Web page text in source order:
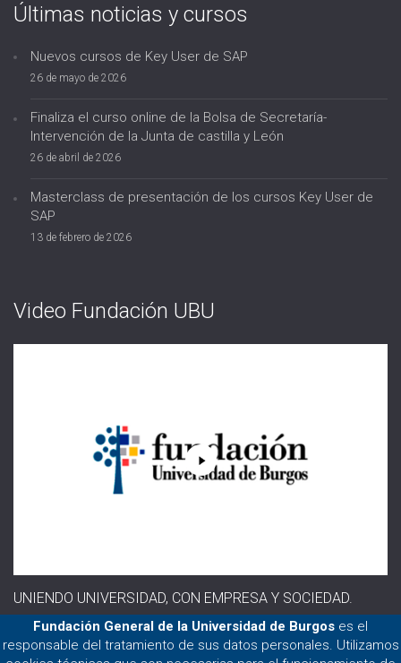
Fundación General de la Universidad de Burgos es el
responsable del tratamiento de sus datos personales. Utilizamos
Últimas noticias y cursos
Nuevos cursos de Key User de SAP
26 de mayo de 2026
Finaliza el curso online de la Bolsa de Secretaría-
Intervención de la Junta de castilla y León
26 de abril de 2026
Masterclass de presentación de los cursos Key User de
SAP
13 de febrero de 2026
Video Fundación UBU
UNIENDO UNIVERSIDAD, CON EMPRESA Y SOCIEDAD.